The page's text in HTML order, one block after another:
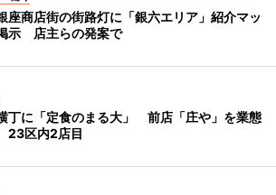
座商店街の街路灯に「銀六エリア」紹介マッ
示 店主らの発案で
丁に「定食のまる大」 前店「庄や」を業態
23区内2店目